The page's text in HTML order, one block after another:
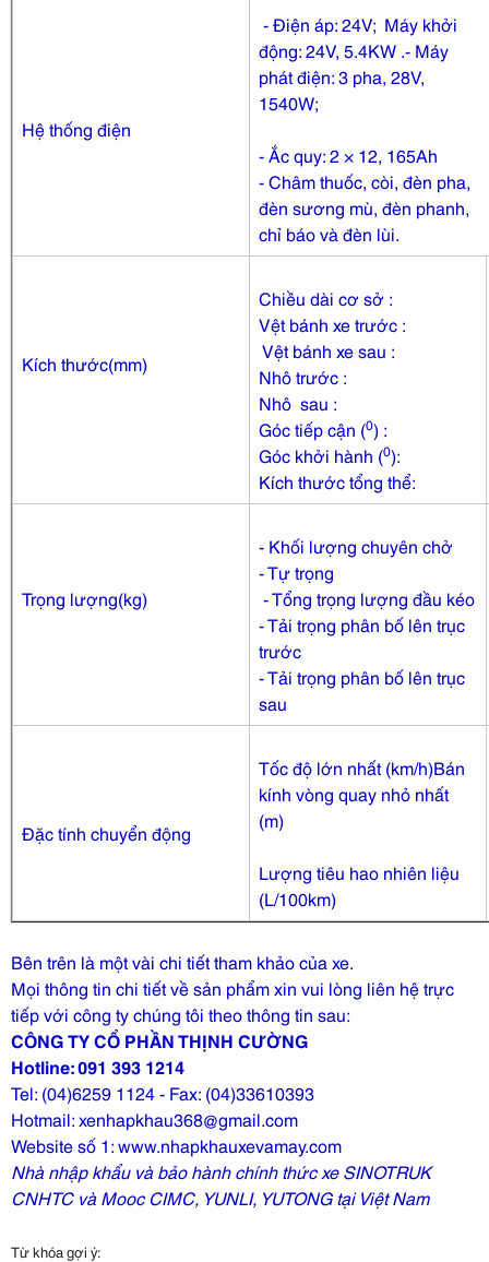
Hệ thống điện
- Điện áp: 24V; Máy khởi
động: 24V, 5.4KW .- Máy
phát điện: 3 pha, 28V,
1540W;
- Ắc quy: 2 × 12, 165Ah
- Châm thuốc, còi, đèn pha,
đèn sương mù, đèn phanh,
chỉ báo và đèn lùi.
Kích thước(mm)
Chiều dài cơ sở :
Vệt bánh xe trước :
Vệt bánh xe sau :
Nhô trước :
Nhô sau :
Góc tiếp cận (0) :
Góc khởi hành (0):
Kích thước tổng thể:
Trọng lượng(kg)
- Khối lượng chuyên chở
- Tự trọng
- Tổng trọng lượng đầu kéo
- Tải trọng phân bố lên trục
trước
- Tải trọng phân bố lên trục
sau
Đặc tính chuyển động
Tốc độ lớn nhất (km/h)Bán
kính vòng quay nhỏ nhất
(m)
Lượng tiêu hao nhiên liệu
(L/100km)
Bên trên là một vài chi tiết tham khảo của xe.
Mọi thông tin chi tiết về sản phẩm xin vui lòng liên hệ trực
tiếp với công ty chúng tôi theo thông tin sau:
CÔNG TY CỔ PHẦN THỊNH CƯỜNG
Hotline: 091 393 1214
Tel: (04)6259 1124 - Fax: (04)33610393
Hotmail: xenhapkhau368@gmail.com
Website số 1: www.nhapkhauxevamay.com
Nhà nhập khẩu và bảo hành chính thức xe SINOTRUK
CNHTC và Mooc CIMC, YUNLI, YUTONG tại Việt Nam
Từ khóa gợi ý: